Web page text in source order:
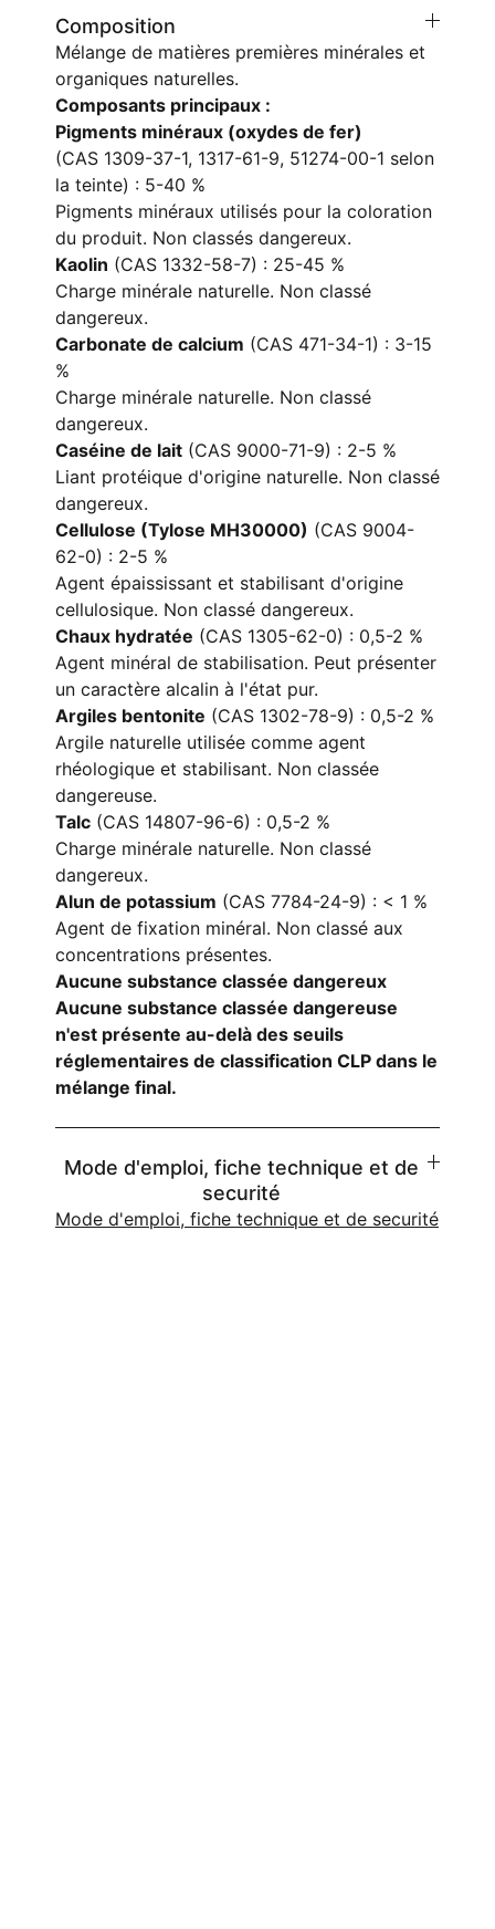
Composition
Mélange de matières premières minérales et
organiques naturelles.
Composants principaux :
Pigments minéraux (oxydes de fer)
(CAS 1309-37-1, 1317-61-9, 51274-00-1 selon
la teinte) : 5-40 %
Pigments minéraux utilisés pour la coloration
du produit. Non classés dangereux.
Kaolin (CAS 1332-58-7) : 25-45 %
Charge minérale naturelle. Non classé
dangereux.
Carbonate de calcium (CAS 471-34-1) : 3-15
%
Charge minérale naturelle. Non classé
dangereux.
Caséine de lait (CAS 9000-71-9) : 2-5 %
Liant protéique d'origine naturelle. Non classé
dangereux.
Cellulose (Tylose MH30000) (CAS 9004-
62-0) : 2-5 %
Agent épaississant et stabilisant d'origine
cellulosique. Non classé dangereux.
Chaux hydratée (CAS 1305-62-0) : 0,5-2 %
Agent minéral de stabilisation. Peut présenter
un caractère alcalin à l'état pur.
Argiles bentonite (CAS 1302-78-9) : 0,5-2 %
Argile naturelle utilisée comme agent
rhéologique et stabilisant. Non classée
dangereuse.
Talc (CAS 14807-96-6) : 0,5-2 %
Charge minérale naturelle. Non classé
dangereux.
Alun de potassium (CAS 7784-24-9) : < 1 %
Agent de fixation minéral. Non classé aux
concentrations présentes.
Aucune substance classée dangereux
Aucune substance classée dangereuse
n'est présente au-delà des seuils
réglementaires de classification CLP dans le
mélange final.
Mode d'emploi, fiche technique et de
securité
Mode d'emploi, fiche technique et de securité